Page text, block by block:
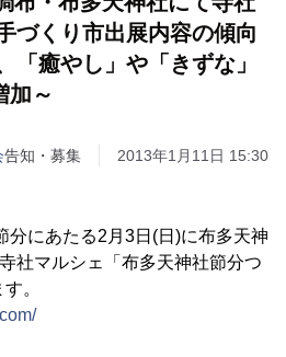
づくり市出展内容の傾向
「癒やし」や「きずな」
加～
告知・募集 2013年1月11日 15:30
分にあたる2月3日(日)に布多天神
社マルシェ「布多天神社節分つ
。